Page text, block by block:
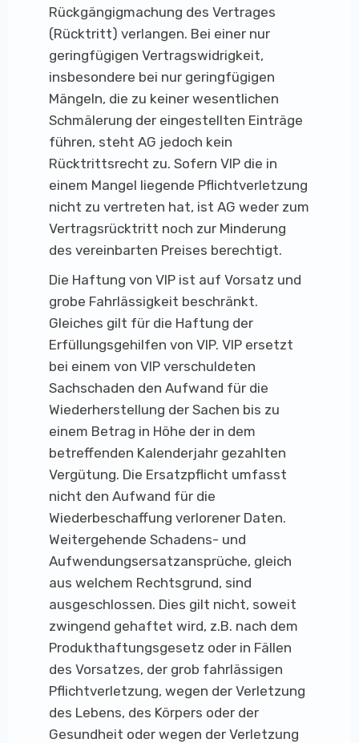
Rückgängigmachung des Vertrages
(Rücktritt) verlangen. Bei einer nur
geringfügigen Vertragswidrigkeit,
insbesondere bei nur geringfügigen
Mängeln, die zu keiner wesentlichen
Schmälerung der eingestellten Einträge
führen, steht AG jedoch kein
Rücktrittsrecht zu. Sofern VIP die in
einem Mangel liegende Pflichtverletzung
nicht zu vertreten hat, ist AG weder zum
Vertragsrücktritt noch zur Minderung
des vereinbarten Preises berechtigt.
Die Haftung von VIP ist auf Vorsatz und
grobe Fahrlässigkeit beschränkt.
Gleiches gilt für die Haftung der
Erfüllungsgehilfen von VIP. VIP ersetzt
bei einem von VIP verschuldeten
Sachschaden den Aufwand für die
Wiederherstellung der Sachen bis zu
einem Betrag in Höhe der in dem
betreffenden Kalenderjahr gezahlten
Vergütung. Die Ersatzpflicht umfasst
nicht den Aufwand für die
Wiederbeschaffung verlorener Daten.
Weitergehende Schadens- und
Aufwendungsersatzansprüche, gleich
aus welchem Rechtsgrund, sind
ausgeschlossen. Dies gilt nicht, soweit
zwingend gehaftet wird, z.B. nach dem
Produkthaftungsgesetz oder in Fällen
des Vorsatzes, der grob fahrlässigen
Pflichtverletzung, wegen der Verletzung
des Lebens, des Körpers oder der
Gesundheit oder wegen der Verletzung